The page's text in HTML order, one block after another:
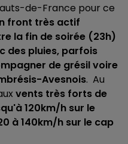
de-France pour ce
front très actif
la fin de soirée (23h)
des pluies, parfois
de grésil voire
Avesnois. Au
vents très forts de
120km/h sur le
à 140km/h sur le cap